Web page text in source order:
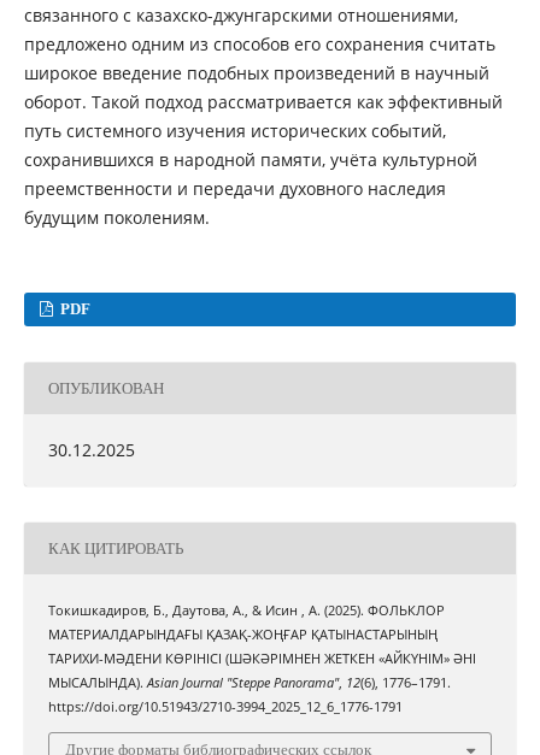
связанного с казахско-джунгарскими отношениями,
предложено одним из способов его сохранения считать
широкое введение подобных произведений в научный
оборот. Такой подход рассматривается как эффективный
путь системного изучения исторических событий,
сохранившихся в народной памяти, учёта культурной
преемственности и передачи духовного наследия
будущим поколениям.
PDF
ОПУБЛИКОВАН
30.12.2025
КАК ЦИТИРОВАТЬ
Токишкадиров, Б., Даутова, А., & Исин , А. (2025). ФОЛЬКЛОР
МАТЕРИАЛДАРЫНДАҒЫ ҚАЗАҚ-ЖОҢҒАР ҚАТЫНАСТАРЫНЫҢ
ТАРИХИ-МӘДЕНИ КӨРІНІСІ (ШӘКӘРІМНЕН ЖЕТКЕН «АЙКҮНІМ» ӘНІ
МЫСАЛЫНДА).Asian Journal "Steppe Panorama", 12(6), 1776–1791.
https://doi.org/10.51943/2710-3994_2025_12_6_1776-1791
Другие форматы библиографических ссылок